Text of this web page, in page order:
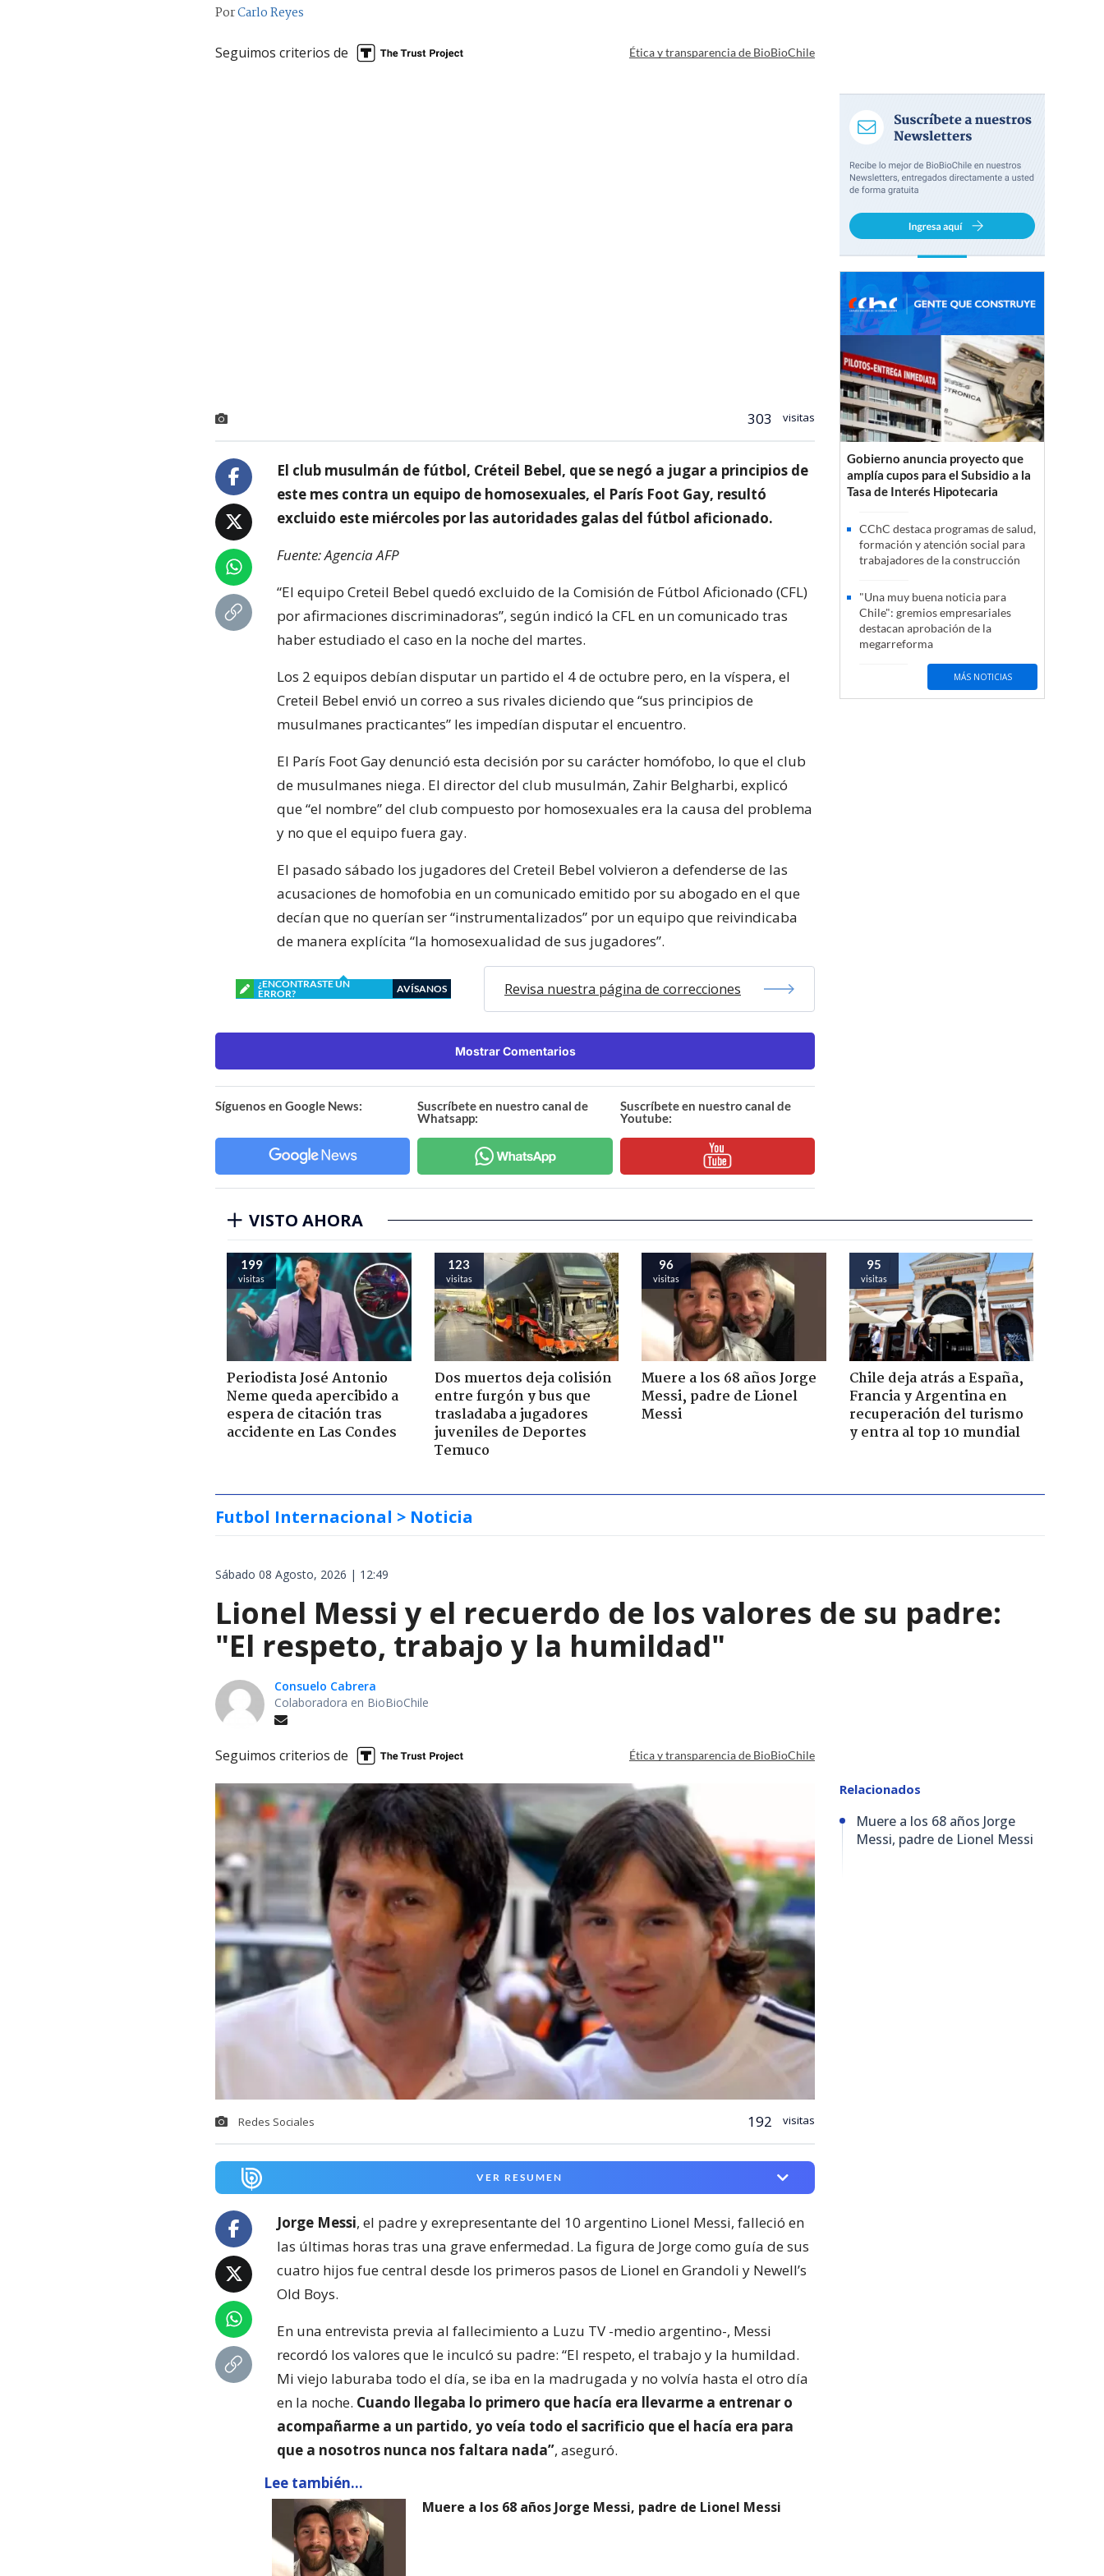
PorCarlo Reyes
Seguimos criterios de Ética y transparencia de BioBioChile
303 visitas
El club musulmán de fútbol, Créteil Bebel, que se negó a jugar a principios de
este mes contra un equipo de homosexuales, el París Foot Gay, resultó
excluido este miércoles por las autoridades galas del fútbol aficionado.
Fuente: Agencia AFP
“El equipo Creteil Bebel quedó excluido de la Comisión de Fútbol Aficionado (CFL)
por afirmaciones discriminadoras”, según indicó la CFL en un comunicado tras
haber estudiado el caso en la noche del martes.
Los 2 equipos debían disputar un partido el 4 de octubre pero, en la víspera, el
Creteil Bebel envió un correo a sus rivales diciendo que “sus principios de
musulmanes practicantes” les impedían disputar el encuentro.
El París Foot Gay denunció esta decisión por su carácter homófobo, lo que el club
de musulmanes niega. El director del club musulmán, Zahir Belgharbi, explicó
que “el nombre” del club compuesto por homosexuales era la causa del problema
y no que el equipo fuera gay.
El pasado sábado los jugadores del Creteil Bebel volvieron a defenderse de las
acusaciones de homofobia en un comunicado emitido por su abogado en el que
decían que no querían ser “instrumentalizados” por un equipo que reivindicaba
de manera explícita “la homosexualidad de sus jugadores”.
¿ENCONTRASTE UN
ERROR?
AVÍSANOS Revisa nuestra página de correcciones
Mostrar Comentarios
Síguenos en Google News:
Suscríbete en nuestro canal de
Whatsapp:
Suscríbete en nuestro canal de
Youtube:
Gobierno anuncia proyecto que
amplía cupos para el Subsidio a la
Tasa de Interés Hipotecaria
CChC destaca programas de salud,
formación y atención social para
trabajadores de la construcción
"Una muy buena noticia para
Chile": gremios empresariales
destacan aprobación de la
megarreforma
MÁS NOTICIAS
VISTO AHORA
199
visitas
Periodista José Antonio
Neme queda apercibido a
espera de citación tras
accidente en Las Condes
123
visitas
Dos muertos deja colisión
entre furgón y bus que
trasladaba a jugadores
juveniles de Deportes
Temuco
96
visitas
Muere a los 68 años Jorge
Messi, padre de Lionel
Messi
95
visitas
Chile deja atrás a España,
Francia y Argentina en
recuperación del turismo
y entra al top 10 mundial
Futbol Internacional > Noticia
Sábado 08 Agosto, 2026 | 12:49
Lionel Messi y el recuerdo de los valores de su padre:
"El respeto, trabajo y la humildad"
Consuelo Cabrera
Colaboradora en BioBioChile
Seguimos criterios de Ética y transparencia de BioBioChile
Redes Sociales 192 visitas
VER RESUMEN
Jorge Messi, el padre y exrepresentante del 10 argentino Lionel Messi, falleció en
las últimas horas tras una grave enfermedad. La figura de Jorge como guía de sus
cuatro hijos fue central desde los primeros pasos de Lionel en Grandoli y Newell’s
Old Boys.
En una entrevista previa al fallecimiento a Luzu TV -medio argentino-, Messi
recordó los valores que le inculcó su padre: “El respeto, el trabajo y la humildad.
Mi viejo laburaba todo el día, se iba en la madrugada y no volvía hasta el otro día
en la noche. Cuando llegaba lo primero que hacía era llevarme a entrenar o
acompañarme a un partido, yo veía todo el sacrificio que el hacía era para
que a nosotros nunca nos faltara nada”, aseguró.
Lee también...
Muere a los 68 años Jorge Messi, padre de Lionel Messi
Relacionados
Muere a los 68 años Jorge
Messi, padre de Lionel Messi